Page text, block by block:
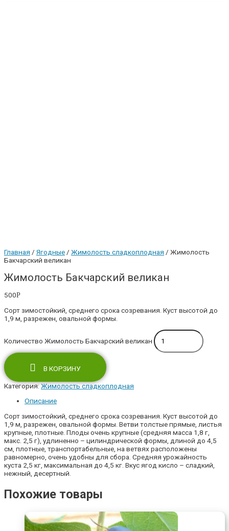
Главная / Ягодные/ Жимолость сладкоплодная / Жимолость
Бакчарский великан
Жимолость Бакчарский великан
500Р
Сорт зимостойкий, среднего срока созревания. Куст высотой до
1,9 м, разрежен, овальной формы.
Количество Жимолость Бакчарский великан
В КОРЗИНУ
Категория:Жимолость сладкоплодная
Описание
Сорт зимостойкий, среднего срока созревания. Куст высотой до
1,9 м, разрежен, овальной формы. Ветви толстые прямые, листья
крупные, плотные. Плоды очень крупные (средняя масса 1,8 г,
макс. 2,5 г), удлиненно – цилиндрической формы, длиной до 4,5
см, плотные, транспортабельные, на ветвях расположены
равномерно, очень удобны для сбора. Средняя урожайность
куста 2,5 кг, максимальная до 4,5 кг. Вкус ягод кисло – сладкий,
нежный, десертный.
Похожие товары